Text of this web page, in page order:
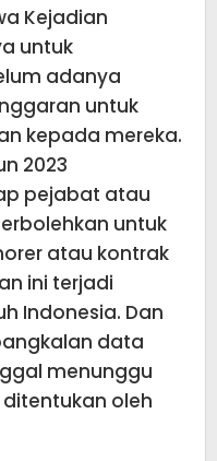
Kejadian
untuk
adanya
untuk
kepada mereka.
2023
pejabat atau
untuk
atau kontrak
ini terjadi
Indonesia. Dan
data
menunggu
oleh